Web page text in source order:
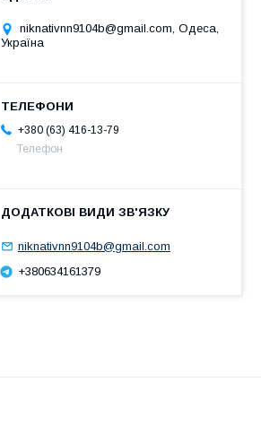
niknativnn9104b@gmail.com, Одеса,
Україна
+380 (63) 416-13-79
Телефон
niknativnn9104b@gmail.com
+380634161379